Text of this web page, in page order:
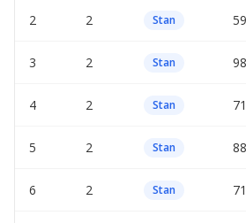
2 2 Stan
3 2 Stan
4 2 Stan
5 2 Stan
6 2 Stan